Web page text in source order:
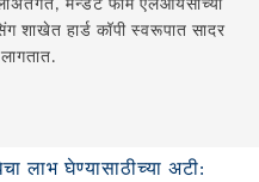
मॅन्डेट फॉर्म एलआयसीच्या
शाखेत हार्ड कॉपी स्वरूपात सादर
लाभ घेण्यासाठीच्या अटी: